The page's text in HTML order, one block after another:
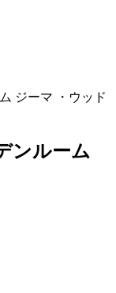
ジーマ ・ウッド
ンルーム